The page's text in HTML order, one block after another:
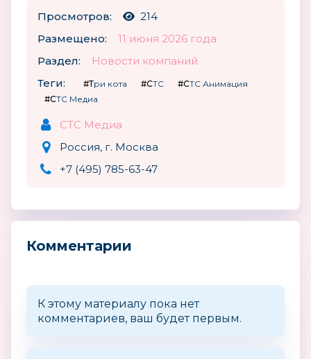
Просмотров:
214
Размещено:
11 июня 2026 года
Раздел:
Новости компаний
Теги:
#Три кота #СТС
#СТС Анимация
#СТС Медиа
СТС Медиа
Россия, г. Москва
+7 (495) 785-63-47
Комментарии
К этому материалу пока нет
комментариев, ваш будет первым.